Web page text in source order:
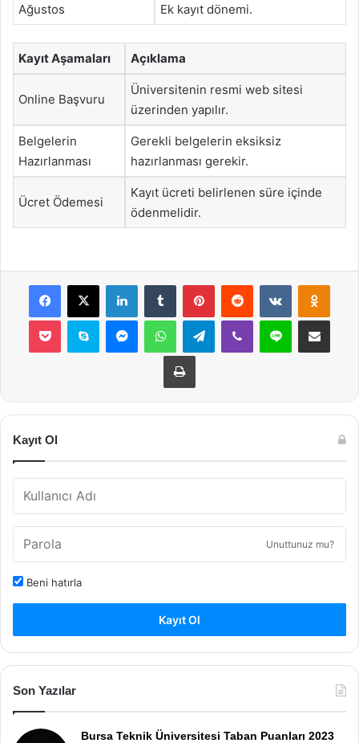
Ağustos Ek kayıt dönemi.
Kayıt Aşamaları Açıklama
Online Başvuru
Üniversitenin resmi web sitesi
üzerinden yapılır.
Belgelerin
Hazırlanması
Gerekli belgelerin eksiksiz
hazırlanması gerekir.
Ücret Ödemesi
Kayıt ücreti belirlenen süre içinde
ödenmelidir.
Facebook
X LinkedInTumblr PinterestReddit VKontakte
Pocket Skype MessengerWhatsAppTelegramViber Line E-Posta ile
Yazdır
Kayıt Ol
Unuttunuz mu?
Beni hatırla
Kayıt Ol
Son Yazılar
Bursa Teknik Üniversitesi Taban Puanları 2023